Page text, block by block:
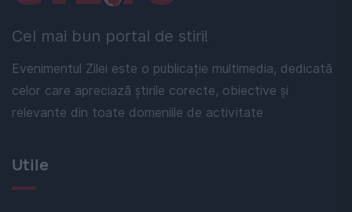
Cel mai bun portal de stiri!
Evenimentul Zilei este o publicație multimedia, dedicată
celor care apreciază știrile corecte, obiective și
relevante din toate domeniile de activitate
Utile